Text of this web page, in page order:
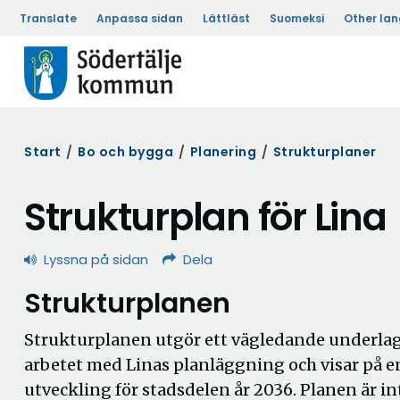
Translate Anpassa sidan Lättläst Suomeksi Other
Start / Bo och bygga / Planering / Strukturplaner
Strukturplan för Lina
Lyssna på sidan Dela
Strukturplanen
Strukturplanen utgör ett vägledande
arbetet med Linas planläggning och visar på
utveckling för stadsdelen år 2036. Planen är